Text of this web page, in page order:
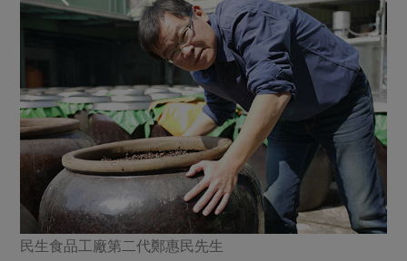
民生食品工廠第二代鄭惠民先生